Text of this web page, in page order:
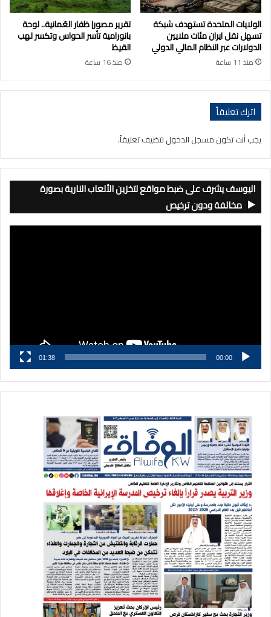
الولايات المتحدة تستهدف شبكة
تسهل نقل ايران مئات ملايين
الدولارات عبر النظام المالي الدولي
منذ 11 ساعة
تقرير مصور| ظفار العُمانية.. لوحة
بانورامية تأسر الحواس وتكسر لهب
القيظ
منذ 16 ساعة
اترك تعليقاً
يجب أنت تكون مسجل الدخول لتضيف تعليقاً.
اليوسف يشرف على ضبط مواقع لتخزين الألعاب النارية بصورة
مخالفة ودون ترخيص
00:00
01:38